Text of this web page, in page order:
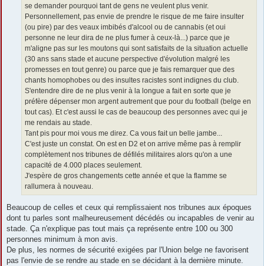
se demander pourquoi tant de gens ne veulent plus venir.
Personnellement, pas envie de prendre le risque de me faire insulter
(ou pire) par des veaux imbibés d'alcool ou de cannabis (et oui
personne ne leur dira de ne plus fumer à ceux-là...) parce que je
m'aligne pas sur les moutons qui sont satisfaits de la situation actuelle
(30 ans sans stade et aucune perspective d'évolution malgré les
promesses en tout genre) ou parce que je fais remarquer que des
chants homophobes ou des insultes racistes sont indignes du club.
S'entendre dire de ne plus venir à la longue a fait en sorte que je
préfère dépenser mon argent autrement que pour du football (belge en
tout cas). Et c'est aussi le cas de beaucoup des personnes avec qui je
me rendais au stade.
Tant pis pour moi vous me direz. Ca vous fait un belle jambe...
C'est juste un constat. On est en D2 et on arrive même pas à remplir
complètement nos tribunes de défilés militaires alors qu'on a une
capacité de 4.000 places seulement.
J'espère de gros changements cette année et que la flamme se
rallumera à nouveau.
Beaucoup de celles et ceux qui remplissaient nos tribunes aux époques
dont tu parles sont malheureusement décédés ou incapables de venir au
stade. Ça n'explique pas tout mais ça représente entre 100 ou 300
personnes minimum à mon avis.
De plus, les normes de sécurité exigées par l'Union belge ne favorisent
pas l'envie de se rendre au stade en se décidant à la dernière minute.